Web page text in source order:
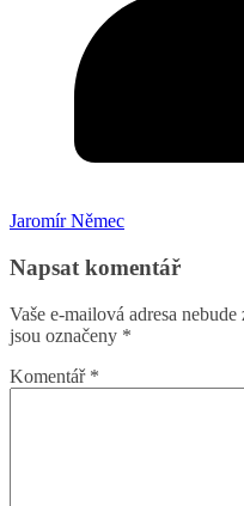
Jaromír Němec
Napsat komentář
Vaše e-mailová adresa nebude
jsou označeny *
Komentář *